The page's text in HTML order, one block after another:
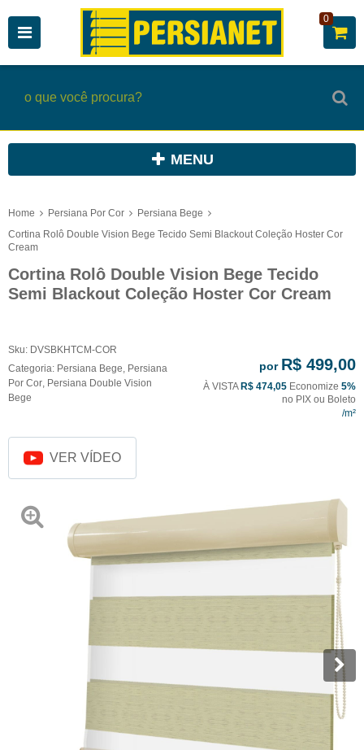
0
MENU
Home Persiana Por Cor
Persiana Bege
Cortina Rolô Double Vision Bege Tecido Semi Blackout Coleção Hoster Cor
Cream
Cortina Rolô Double Vision Bege Tecido
Semi Blackout Coleção Hoster Cor Cream
Sku: DVSBKHTCM-COR
Categoria: Persiana Bege, Persiana
Por Cor, Persiana Double Vision
Bege
por R$ 499,00
À VISTA R$ 474,05 Economize 5%
no PIX ou Boleto
VER VÍDEO